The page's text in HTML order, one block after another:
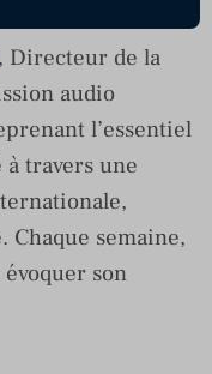
, Directeur de la
audio
l’essentiel
travers une
Chaque semaine,
son